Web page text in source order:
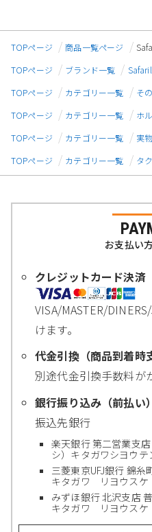
TOPページ 商品一覧ページ
TOPページ
ブランド一覧
TOPページ
カテゴリー一覧 そ
TOPページ
カテゴリー一覧 ホ
TOPページ
カテゴリー一覧 実
TOPページ
カテゴリー一覧 タ
お支払い
クレジットカード決済
VISA/MASTER/
けます。
代金引換（商品到着時
別途代金引換手数料が
銀行振り込み（前払い）
振込先銀行
楽天銀行 第二営業支店
シ）キタガワシヨウテ
三菱東京UFJ銀行 錦糸
キタガワ リヨウスケ
みずほ銀行 北沢支店
キタガワ リヨウスケ